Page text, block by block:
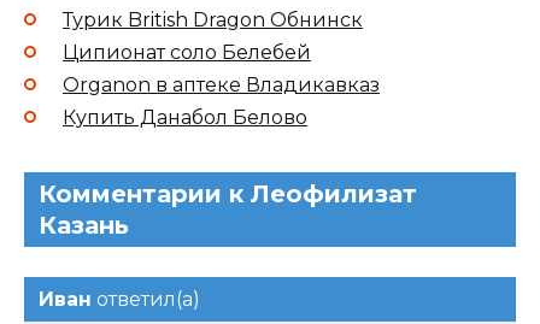
Турик British Dragon Обнинск
Ципионат соло Белебей
Organon в аптеке Владикавказ
Купить Данабол Белово
Комментарии к Леофилизат
Казань
Иван ответил(а)